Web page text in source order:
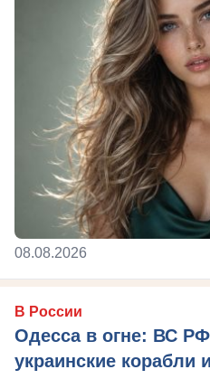
08.08.2026
В России
Одесса в огне: ВС
украинские корабли